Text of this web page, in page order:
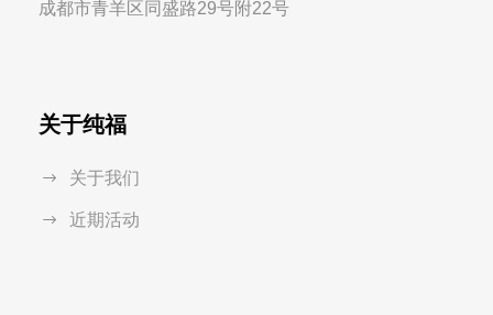
成都市青羊区同盛路29号附22号
关于纯福
关于我们
近期活动